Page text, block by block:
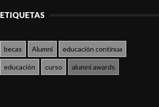
ETIQUETAS
becas Alumni educación continua
educación curso alumni awards